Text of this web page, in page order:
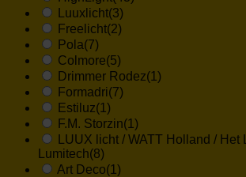
Luuxlicht(3)
Freelicht(2)
Pola(7)
Colmore(5)
Drimmer Rodez(1)
Formadri(7)
Estiluz(1)
F.M. Storzin(1)
LUUX licht / WATT Holland / Het
Lumitech(8)
Art Deco(1)